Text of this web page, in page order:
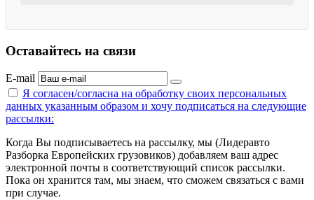
Оставайтесь на связи
E-mail
Я согласен/согласна на обработку своих персональных
данных указанным образом и хочу подписаться на следующие
рассылки:
Когда Вы подписываетесь на рассылку, мы (Лидеравто
Разборка Европейских грузовиков) добавляем ваш адрес
электронной почты в соответствующий список рассылки.
Пока он хранится там, мы знаем, что сможем связаться с вами
при случае.